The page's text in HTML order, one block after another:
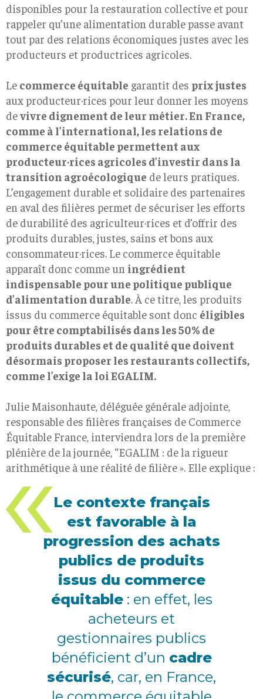
disponibles pour la restauration collective et pour
rappeler qu’une alimentation durable passe avant
tout par des relations économiques justes avec les
producteurs et productrices agricoles.
Le commerce équitable garantit des prix justes
aux producteur·rices pour leur donner les moyens
devivre dignement de leur métier. En France,
comme à l’international, les relations de
commerce équitable permettent aux
producteur·rices agricoles d’investir dans la
transition agroécologique de leurs pratiques.
L’engagement durable et solidaire des partenaires
en aval des filières permet de sécuriser les efforts
de durabilité des agriculteur·rices et d’offrir des
produits durables, justes, sains et bons aux
consommateur·rices. Le commerce équitable
apparaît donc comme un ingrédient
indispensable pour une politique publique
d’alimentation durable. À ce titre, les produits
issus du commerce équitable sont donc éligibles
pour être comptabilisés dans les 50% de
produits durables et de qualité que doivent
désormais proposer les restaurants collectifs,
comme l’exige la loi EGALIM.
Julie Maisonhaute, déléguée générale adjointe,
responsable des filières françaises de Commerce
Équitable France, interviendra lors de la première
plénière de la journée, “EGALIM : de la rigueur
arithmétique à une réalité de filière ». Elle explique :
Le contexte français
est favorable à la
progression des achats
publics de produits
issus du commerce
équitable: en effet, les
acheteurs et
gestionnaires publics
bénéficient d’un cadre
sécurisé, car, en France,